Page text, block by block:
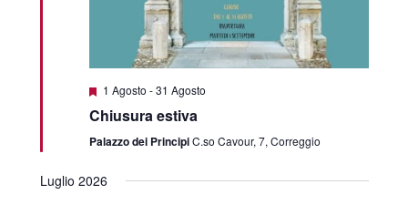
Featured
1 Agosto -31 Agosto
Chiusura estiva
Palazzo dei PrincipiC.so Cavour, 7, Correggio
Luglio 2026